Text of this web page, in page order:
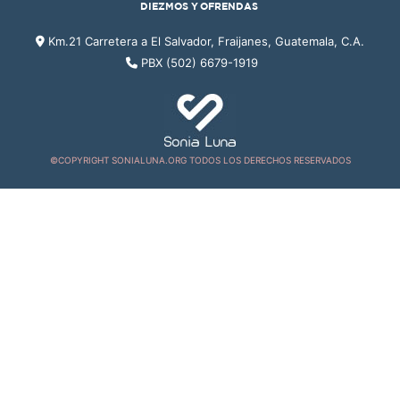
DIEZMOS Y OFRENDAS
Km.21 Carretera a El Salvador, Fraijanes, Guatemala, C.A.
PBX (502) 6679-1919
©COPYRIGHT SONIALUNA.ORG TODOS LOS DERECHOS RESERVADOS